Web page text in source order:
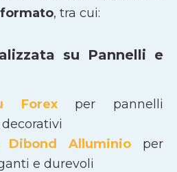
, tra cui:
su Pannelli e
Forexper pannelli
Dibond Alluminio per
e durevoli